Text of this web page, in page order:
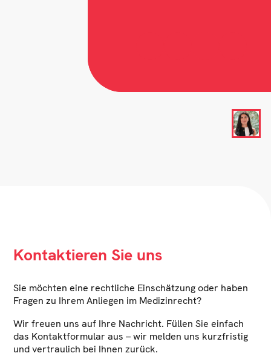
Kontaktieren Sie uns
Sie möchten eine rechtliche Einschätzung oder haben
Fragen zu Ihrem Anliegen im Medizinrecht?
Wir freuen uns auf Ihre Nachricht. Füllen Sie einfach
das Kontaktformular aus – wir melden uns kurzfristig
und vertraulich bei Ihnen zurück.